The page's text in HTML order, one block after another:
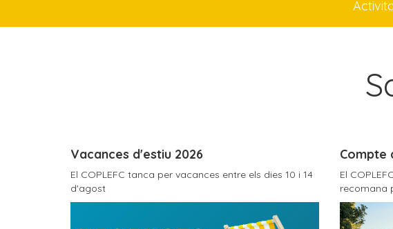
Vacances d'estiu 2026
El COPLEFC tanca per vacances entre els dies 10 i 14
d'agost
Compte
El
recomana